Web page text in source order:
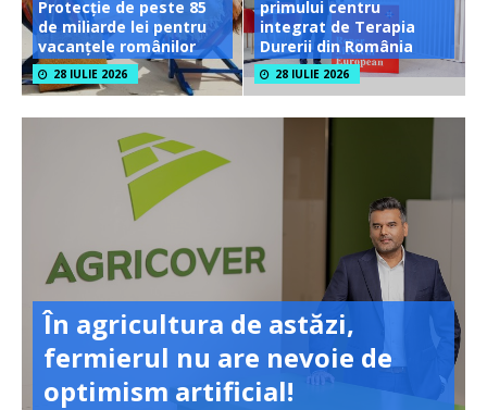
Protecție de peste 85
de miliarde lei pentru
vacanțele românilor
28 IULIE 2026
primului centru
integrat de Terapia
Durerii din România
28 IULIE 2026
În agricultura de astăzi,
fermierul nu are nevoie de
optimism artificial!